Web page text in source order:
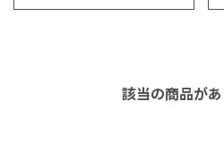
該当の商品が